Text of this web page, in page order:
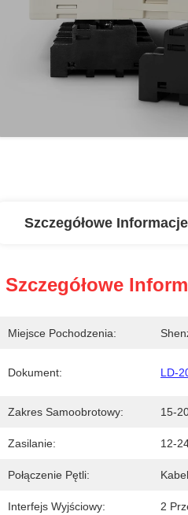
Szczegółowe Informacje
Szczegółowe
Miejsce Pochodzenia:
Dokument: LD-
Zakres Samoobrotowy: 15-
Zasilanie: 12-
Połączenie Pętli:
Interfejs Wyjściowy: 2